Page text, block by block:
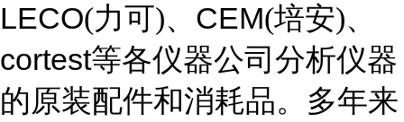
LECO(力可)、 CEM(培安)、
cortest等各仪器公司分析仪器
的原装配件和消耗品。多年来